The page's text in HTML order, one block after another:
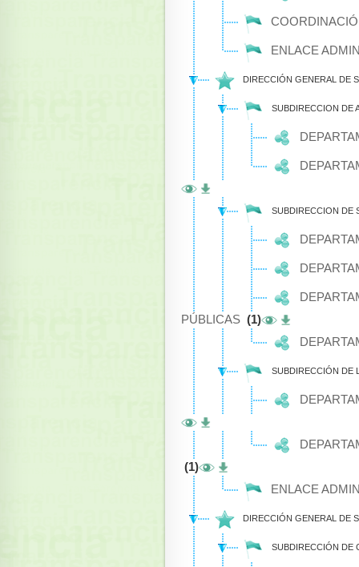
ENLACE
DIRECCIÓN GENERAL DE
SUBDIRECCION DE
SUBDIRECCION DE
PÚBLICAS (1)
SUBDIRECCIÓN DE
(1)
ENLACE
DIRECCIÓN GENERAL DE
SUBDIRECCIÓN DE